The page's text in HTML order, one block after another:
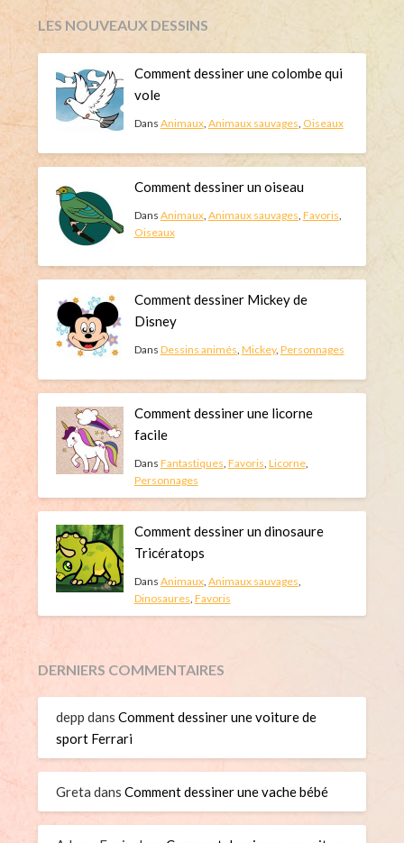
LES NOUVEAUX DESSINS
Comment dessiner une colombe qui
vole
Dans Animaux, Animaux sauvages Oiseaux
Comment dessiner un oiseau
Dans Animaux, Animaux sauvages Favoris
Oiseaux
Comment dessiner Mickey de
Disney
Dans Dessins animés, Mickey, Personnages
Comment dessiner une licorne
facile
Dans Fantastiques, Favoris, Licorne,
Personnages
Comment dessiner un dinosaure
Tricératops
Dans Animaux, Animaux sauvages,
Dinosaures, Favoris
DERNIERS COMMENTAIRES
depp dansComment dessiner une voiture de
sport Ferrari
Greta dansComment dessiner une vache bébé